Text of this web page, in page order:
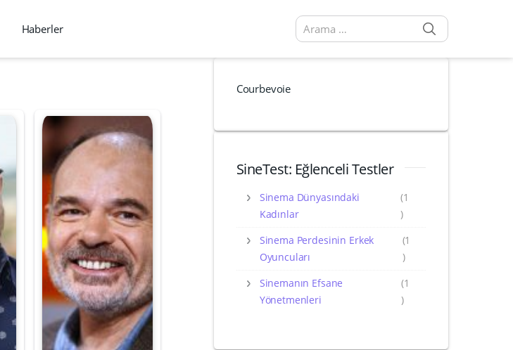
Haberler
Arama sonuçları:
Courbevoie
SineTest: Eğlenceli Testler
Sinema Dünyasındaki
Kadınlar
(1
)
Sinema Perdesinin Erkek
Oyuncuları
(1
)
Sinemanın Efsane
Yönetmenleri
(1
)